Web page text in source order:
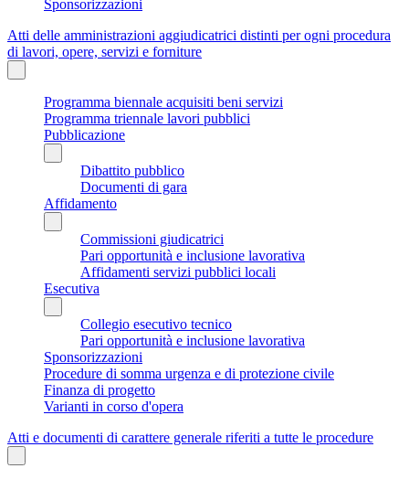
Sponsorizzazioni
Atti delle amministrazioni aggiudicatrici distinti per ogni procedura
di lavori, opere, servizi e forniture
Programma biennale acquisiti beni servizi
Programma triennale lavori pubblici
Pubblicazione
Dibattito pubblico
Documenti di gara
Affidamento
Commissioni giudicatrici
Pari opportunità e inclusione lavorativa
Affidamenti servizi pubblici locali
Esecutiva
Collegio esecutivo tecnico
Pari opportunità e inclusione lavorativa
Sponsorizzazioni
Procedure di somma urgenza e di protezione civile
Finanza di progetto
Varianti in corso d'opera
Atti e documenti di carattere generale riferiti a tutte le procedure